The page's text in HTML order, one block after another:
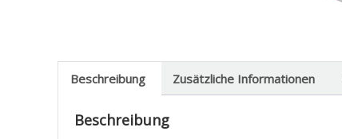
Beschreibung Zusätzliche Informationen
Beschreibung